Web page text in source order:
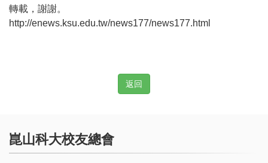
轉載，謝謝。
http://enews.ksu.edu.tw/news177/news177.html
返回
崑山科大校友總會